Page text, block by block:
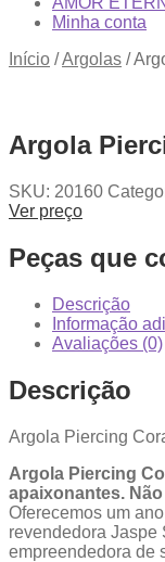
Minha conta
Início /Argolas /
Argola
SKU: 20160
Ver preço
Peças que
Descrição
Informação
Avaliações (0)
Descrição
Argola Piercing
Argola Piercing
apaixonantes.
Oferecemos um
revendedora Jaspe
empreendedora de